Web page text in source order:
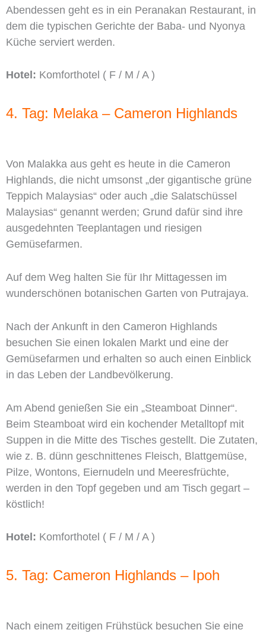
Abendessen geht es in ein Peranakan Restaurant, in
dem die typischen Gerichte der Baba- und Nyonya
Küche serviert werden.
Hotel: Komforthotel ( F / M / A )
4. Tag: Melaka – Cameron Highlands
Von Malakka aus geht es heute in die Cameron
Highlands, die nicht umsonst „der gigantische grüne
Teppich Malaysias“ oder auch „die Salatschüssel
Malaysias“ genannt werden; Grund dafür sind ihre
ausgedehnten Teeplantagen und riesigen
Gemüsefarmen.
Auf dem Weg halten Sie für Ihr Mittagessen im
wunderschönen botanischen Garten von Putrajaya.
Nach der Ankunft in den Cameron Highlands
besuchen Sie einen lokalen Markt und eine der
Gemüsefarmen und erhalten so auch einen Einblick
in das Leben der Landbevölkerung.
Am Abend genießen Sie ein „Steamboat Dinner“.
Beim Steamboat wird ein kochender Metalltopf mit
Suppen in die Mitte des Tisches gestellt. Die Zutaten,
wie z. B. dünn geschnittenes Fleisch, Blattgemüse,
Pilze, Wontons, Eiernudeln und Meeresfrüchte,
werden in den Topf gegeben und am Tisch gegart –
köstlich!
Hotel: Komforthotel ( F / M / A )
5. Tag: Cameron Highlands – Ipoh
Nach einem zeitigen Frühstück besuchen Sie eine